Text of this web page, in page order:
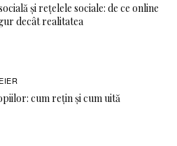
și rețelele sociale: de ce online
decât realitatea
cum rețin și cum uită